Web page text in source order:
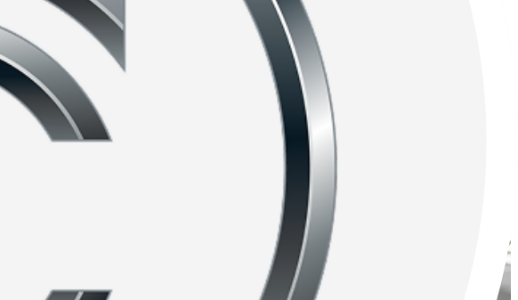
รเข้าศูนย์ทั่วไปอย่างไร รวมถึงรายละเอียดของ รายการตรวจเช็กหลัก 8
าน